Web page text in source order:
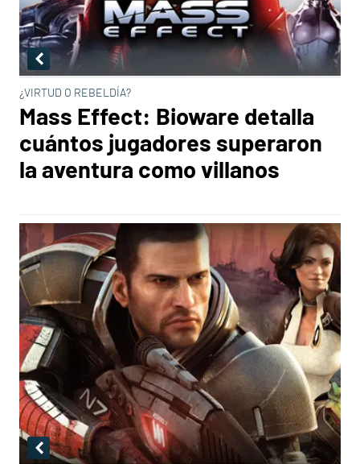
¿VIRTUD O REBELDÍA?
Mass Effect: Bioware detalla
cuántos jugadores superaron
la aventura como villanos